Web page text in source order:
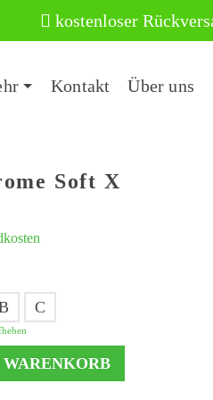
kostenloser
Kontakt Über uns
Soft X
C